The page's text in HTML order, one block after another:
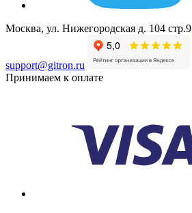
Москва, ул. Нижегородская д. 104 стр.9
support@gitron.ru
Принимаем к оплате